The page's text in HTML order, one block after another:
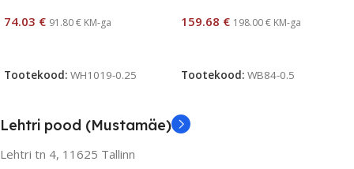
74.03 € 91.80€ KM-ga
Tootekood: WH1019-0.25
159.68 € 198.00€ KM-ga
Tootekood: WB84-0.5
Lehtri pood (Mustamäe)
Lehtri tn 4, 11625 Tallinn